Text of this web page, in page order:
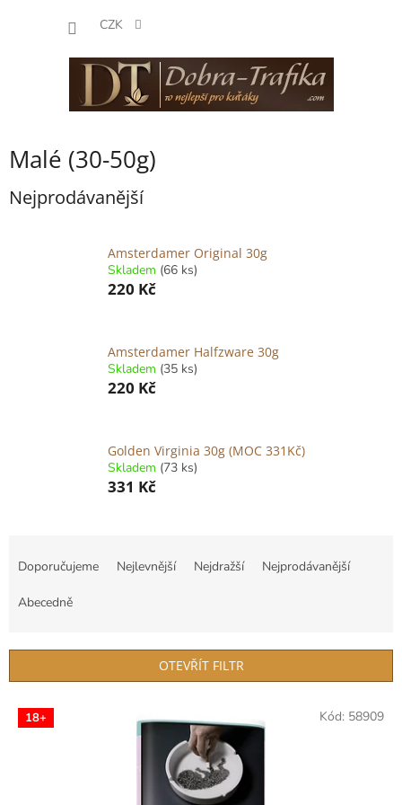
CZK
Malé (30-50g)
Nejprodávanější
Amsterdamer Original 30g
Skladem (66 ks)
220 Kč
Amsterdamer Halfzware 30g
Skladem (35 ks)
220 Kč
Golden Virginia 30g (MOC 331Kč)
Skladem (73 ks)
331 Kč
í
r
o
d
Doporučujeme Nejlevnější Nejdražší Nejprodávanější
Abecedně
OTEVŘÍT FILTR
V 18+ Kód: 58909